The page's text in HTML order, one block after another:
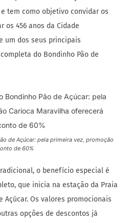
tem como objetivo convidar os
456 anos da Cidade
um dos seus principais
do Bondinho Pão de
de Açúcar: pela primeira vez, promoção
de 60%
o benefício especial é
que inicia na estação da Praia
Açúcar. Os valores promocionais
opções de descontos já